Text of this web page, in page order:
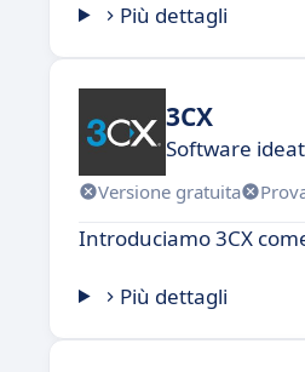
Più dettagli
3CX
Software
Versione gratuita
Introduciamo 3CX
Più dettagli